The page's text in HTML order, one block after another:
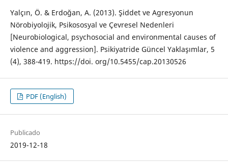
Yalçın, Ö. & Erdoğan, A. (2013). Şiddet ve Agresyonun
Nörobiyolojik, Psikososyal ve Çevresel Nedenleri
[Neurobiological, psychosocial and environmental causes of
violence and aggression]. Psikiyatride Güncel Yaklaşımlar, 5
(4), 388-419. https://doi. org/10.5455/cap.20130526
PDF (English)
Publicado
2019-12-18